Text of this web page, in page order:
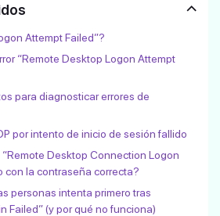
Attempt Failed”?
“Remote Desktop Logon Attempt
para diagnosticar errores de
por intento de inicio de sesión fallido
“Remote Desktop Connection Logon
con la contraseña correcta?
personas intenta primero tras
Failed” (y por qué no funciona)